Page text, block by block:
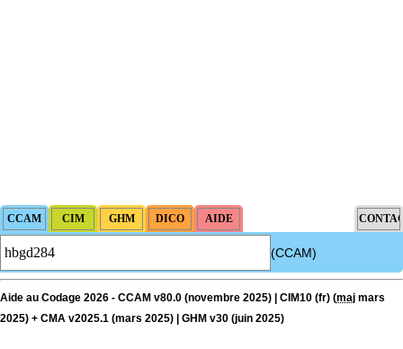
(CCAM)
Aide au Codage 2026 - CCAM v80.0 (novembre 2025) | CIM10 (fr) (maj mars
2025) + CMA v2025.1 (mars 2025) | GHM v30 (juin 2025)